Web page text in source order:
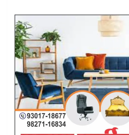
at
s
A
p
p
ar
e